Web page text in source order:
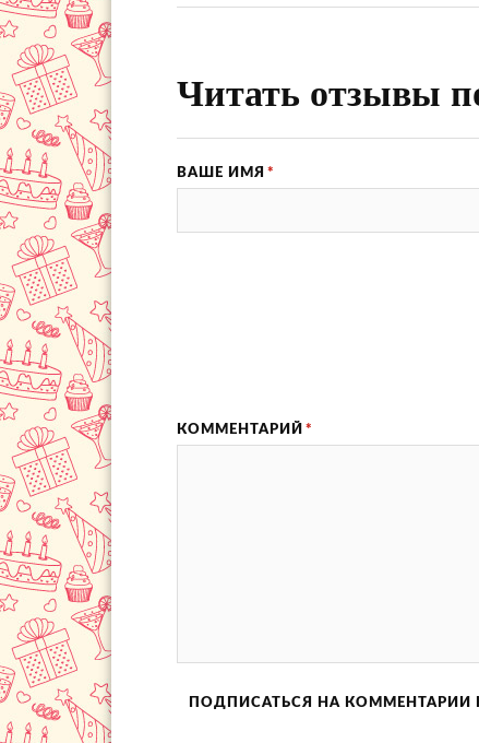
Читать отзывы
ВАШЕ ИМЯ *
КОММЕНТАРИЙ *
ПОДПИСАТЬСЯ НА КОММЕНТАРИИ